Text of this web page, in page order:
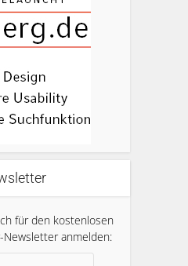
für den kostenlosen
anmelden: